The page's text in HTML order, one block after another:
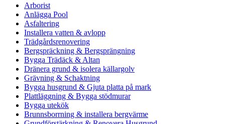
Arborist
Anlägga Pool
Asfaltering
Installera vatten & avlopp
Trädgårdsrenovering
Bergspräckning & Bergsprängning
Bygga Trädäck & Altan
Dränera grund & isolera källargolv
Grävning & Schaktning
Bygga husgrund & Gjuta platta på mark
Plattläggning & Bygga stödmurar
Bygga utekök
Brunnsborrning & installera bergvärme